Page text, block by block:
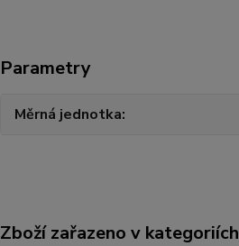
Parametry
Měrná jednotka
Zboží zařazeno v kategoriích